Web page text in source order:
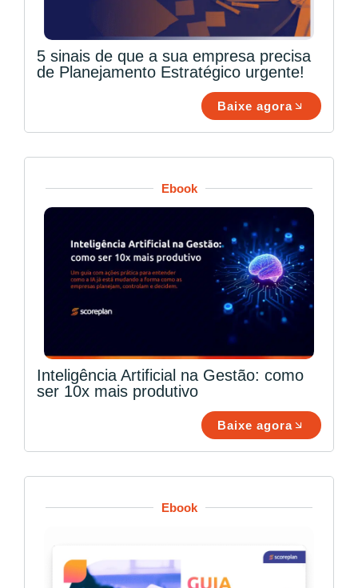
5 sinais de que a sua empresa precisa
de Planejamento Estratégico urgente!
Baixe agora
Ebook
Inteligência Artificial na Gestão: como
ser 10x mais produtivo
Baixe agora
Ebook